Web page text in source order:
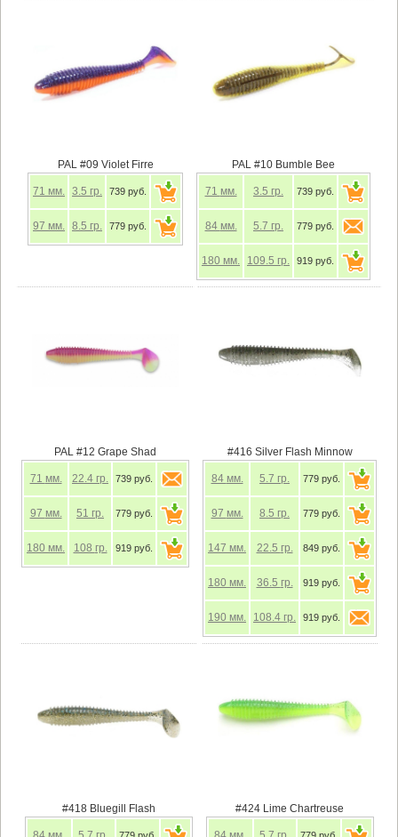
PAL #09 Violet Firre
71 мм. 3.5 гр. 739 руб.
97 мм. 8.5 гр. 779 руб.
PAL #10 Bumble Bee
71 мм. 3.5 гр. 739 руб.
84 мм. 5.7 гр. 779 руб.
180 мм. 109.5 гр. 919 руб.
PAL #12 Grape Shad
71 мм. 22.4 гр. 739 руб.
97 мм. 51 гр. 779 руб.
180 мм. 108 гр. 919 руб.
#416 Silver Flash Minnow
84 мм. 5.7 гр. 779 руб.
97 мм. 8.5 гр. 779 руб.
147 мм. 22.5 гр. 849 руб.
180 мм. 36.5 гр. 919 руб.
190 мм. 108.4 гр. 919 руб.
#418 Bluegill Flash
779 руб.
#424 Lime Chartreuse
779 руб.